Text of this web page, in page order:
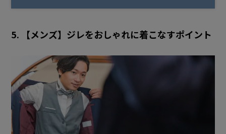
5. 【メンズ】ジレをおしゃれに着こなすポイント